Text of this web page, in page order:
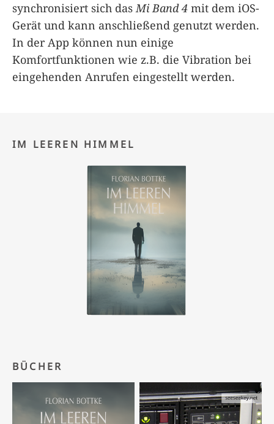
synchronisiert sich dasMi Band 4 mit dem iOS-
Gerät und kann anschließend genutzt werden.
In der App können nun einige
Komfortfunktionen wie z.B. die Vibration bei
eingehenden Anrufen eingestellt werden.
IM LEEREN HIMMEL
BÜCHER